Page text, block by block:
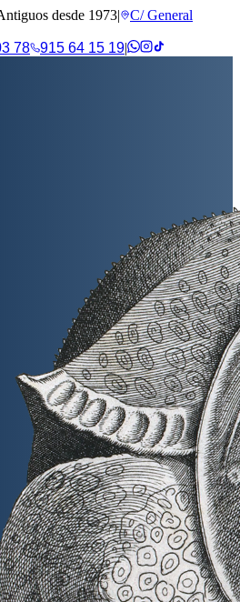
desde 1973|
C/ General
78 915 64 15 19|